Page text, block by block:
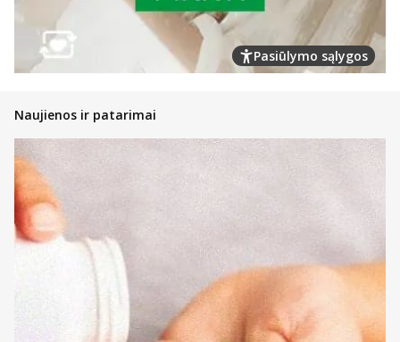
Pasiūlymo sąlygos
Naujienos ir patarimai